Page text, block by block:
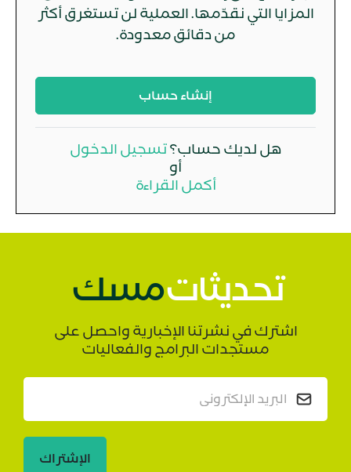
المزايا التي نقدّمها. العملية لن تستغرق أكثر
من دقائق معدودة.
إنشاء حساب
هل لديك حساب؟ تسجيل الدخول
أو
أكمل القراءة
مسكتحديثات
اشترك في نشرتنا الإخبارية واحصل على
مستجدات البرامج والفعاليات
الإشتراك